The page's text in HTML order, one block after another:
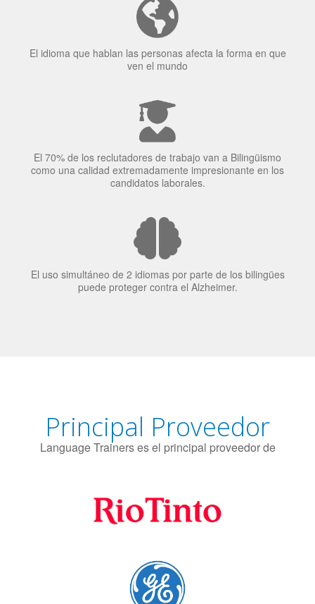
El idioma que hablan las personas afecta la forma en que
ven el mundo
El 70% de los reclutadores de trabajo van a Bilingüismo
como una calidad extremadamente impresionante en los
candidatos laborales.
El uso simultáneo de 2 idiomas por parte de los bilingües
puede proteger contra el Alzheimer.
Principal Proveedor
Language Trainers es el principal proveedor de